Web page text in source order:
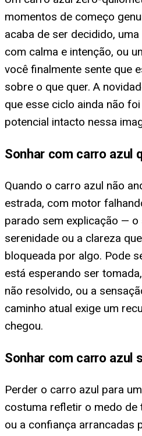
momentos de começo
acaba de ser decidido,
com calma e intenção, ou
você finalmente sente que
sobre o que quer. A
que esse ciclo ainda não
potencial intacto nessa
Sonhar com carro azul
Quando o carro azul não
estrada, com motor
parado sem explicação —
serenidade ou a clareza
bloqueada por algo. Pode
está esperando ser
não resolvido, ou a
caminho atual exige um
chegou.
Sonhar com carro azul
Perder o carro azul para
costuma refletir o medo de
ou a confiança arrancadas